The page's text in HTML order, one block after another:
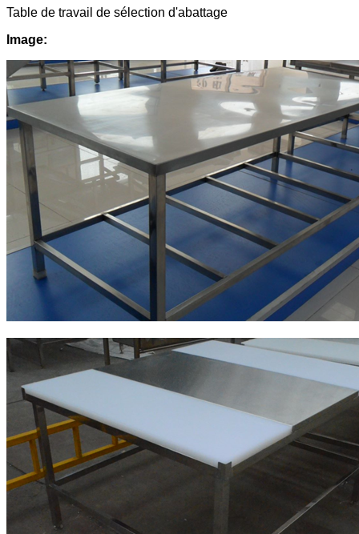
Table de travail de sélection d'abattage
Image: